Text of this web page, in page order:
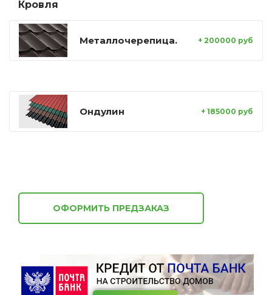
Кровля
Металлочерепица. + 200000 руб
Ондулин + 185000 руб
ОФОРМИТЬ ПРЕДЗАКАЗ